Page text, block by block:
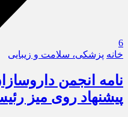
6
خانه پزشکی، سلامت و زیبایی
نامه انجمن
پیشنهاد روی میز